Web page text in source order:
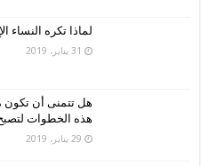
لماذا تكره
31 يناير، 2019
هل تتمنى أن تكون
هذه الخطوات
29 يناير، 2019